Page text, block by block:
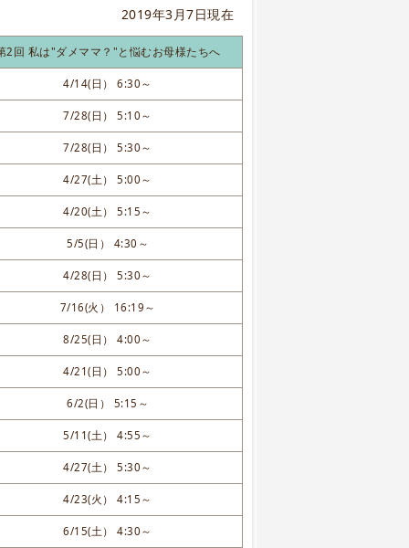
2019年3月7日現在
2回 私は"ダメママ？"と悩むお母様たちへ
4/14(日） 6:30～
7/28(日） 5:10～
7/28(日） 5:30～
4/27(土） 5:00～
4/20(土） 5:15～
5/5(日） 4:30～
4/28(日） 5:30～
7/16(火） 16:19～
8/25(日） 4:00～
4/21(日） 5:00～
6/2(日） 5:15～
5/11(土） 4:55～
4/27(土） 5:30～
4/23(火） 4:15～
6/15(土） 4:30～